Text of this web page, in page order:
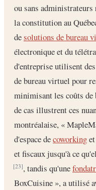
ou sans
la constitution au
desolutions de bureau
électronique et du
d'entreprise utilisent
de bureau virtuel pour
minimisant les coûts de
de cas illustrent ces
montréalaise, «
d'espace decoworking
et fiscaux jusqu'à ce
[23], tandis qu'une
BoxCuisine », a utilisé